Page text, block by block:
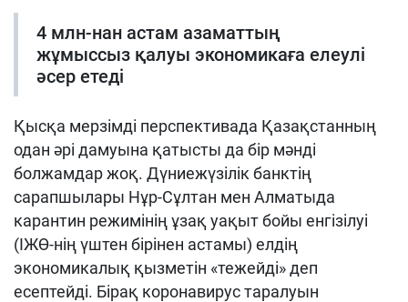
4 млн-нан астам азаматтың
жұмыссыз қалуы экономикаға елеулі
әсер етеді
Қысқа мерзімді перспективада Қазақстанның
одан әрі дамуына қатысты да бір мәнді
болжамдар жоқ. Дүниежүзілік банктің
сарапшылары Нұр-Сұлтан мен Алматыда
карантин режимінің ұзақ уақыт бойы енгізілуі
(ІЖӨ-нің үштен бірінен астамы) елдің
экономикалық қызметін «тежейді» деп
есептейді. Бірақ коронавирус таралуын